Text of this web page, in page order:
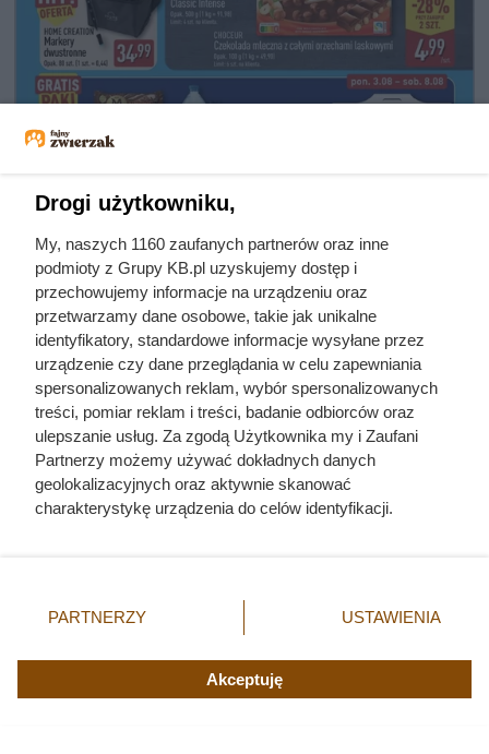
Kawa ziarnista Dallmayr Classic lub kawa mielona Dallmayr
Classic Intense za 3,99 zł/co drugą paczkę, fot. Opracowanie
własne na podstawie gazetki promocyjnej ALDI z dn. 3-8.08
Drogi użytkowniku,
My, naszych 1160 zaufanych partnerów oraz inne
podmioty z Grupy KB.pl uzyskujemy dostęp i
przechowujemy informacje na urządzeniu oraz
przetwarzamy dane osobowe, takie jak unikalne
identyfikatory, standardowe informacje wysyłane przez
urządzenie czy dane przeglądania w celu zapewniania
spersonalizowanych reklam, wybór spersonalizowanych
treści, pomiar reklam i treści, badanie odbiorców oraz
ulepszanie usług. Za zgodą Użytkownika my i Zaufani
Partnerzy możemy używać dokładnych danych
geolokalizacyjnych oraz aktywnie skanować
charakterystykę urządzenia do celów identyfikacji.
zmienić/wycofać klikając przycisk ustawień prywatności
znajdujący się w lewym dolnym rogu strony. Niektóre
użytkownika, ale masz prawo sprzeciwić się takiemu
przetwarzaniu. Preferencje będą miały zastosowania tylko
PARTNERZY USTAWIENIA
Akceptuję